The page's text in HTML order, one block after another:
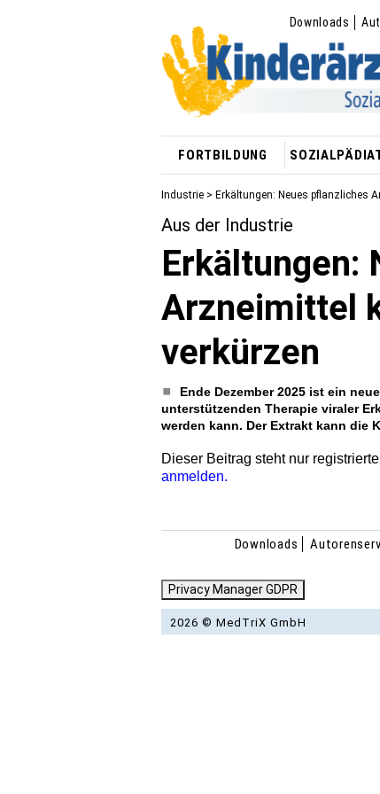
Downloads
FORTBILDUNG
Industrie > Erkältungen: Neues pflanzliches
Aus der Industrie
Erkältungen:
Arzneimittel
verkürzen
Ende Dezember 2025 ist ein
unterstützenden Therapie viraler
werden kann. Der Extrakt kann die
Dieser Beitrag steht nur
anmelden.
Downloads
Privacy Manager GDPR
2026 © MedTriX GmbH